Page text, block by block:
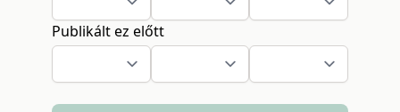
Publikált ez előtt